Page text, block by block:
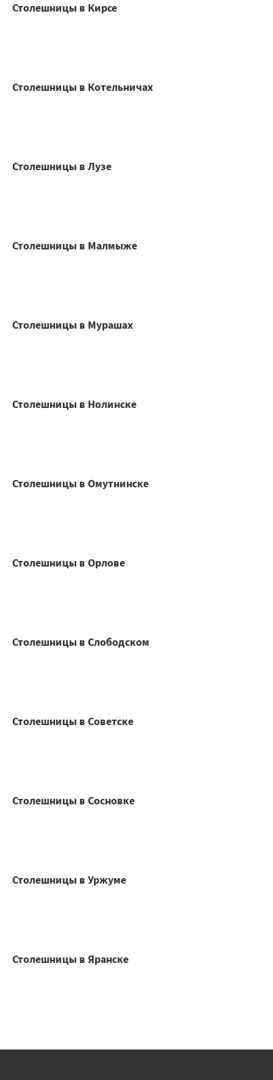
Столешницы в Кирсе
Столешницы в Котельничах
Столешницы в Лузе
Столешницы в Малмыже
Столешницы в Мурашах
Столешницы в Нолинске
Столешницы в Омутнинске
Столешницы в Орлове
Столешницы в Слободском
Столешницы в Советске
Столешницы в Сосновке
Столешницы в Уржуме
Столешницы в Яранске